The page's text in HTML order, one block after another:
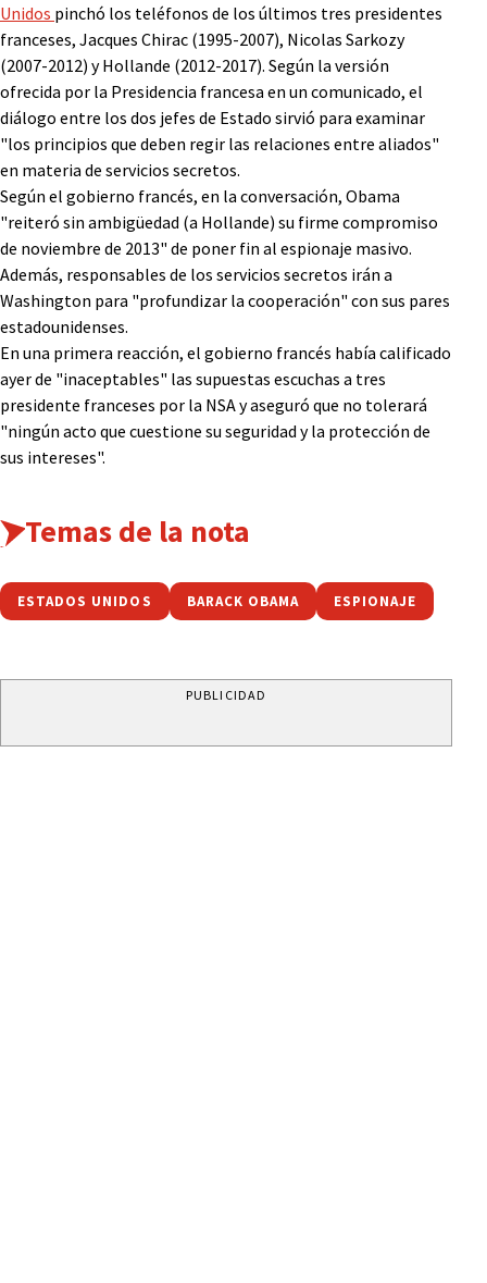
Unidos pinchó los teléfonos de los últimos tres presidentes
franceses, Jacques Chirac (1995-2007), Nicolas Sarkozy
(2007-2012) y Hollande (2012-2017). Según la versión
ofrecida por la Presidencia francesa en un comunicado, el
diálogo entre los dos jefes de Estado sirvió para examinar
"los principios que deben regir las relaciones entre aliados"
en materia de servicios secretos.
Según el gobierno francés, en la conversación, Obama
"reiteró sin ambigüedad (a Hollande) su firme compromiso
de noviembre de 2013" de poner fin al espionaje masivo.
Además, responsables de los servicios secretos irán a
Washington para "profundizar la cooperación" con sus pares
estadounidenses.
En una primera reacción, el gobierno francés había calificado
ayer de "inaceptables" las supuestas escuchas a tres
presidente franceses por la NSA y aseguró que no tolerará
"ningún acto que cuestione su seguridad y la protección de
sus intereses".
Temas de la nota
ESTADOS UNIDOS BARACK OBAMA ESPIONAJE
PUBLICIDAD